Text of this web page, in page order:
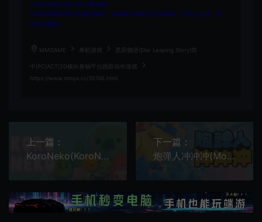
cvformat#gmail.com (#换为@)
4.本站收费仅用于资源的保存、备份和分享所产生的费用，不用于盈利，亦
无任何盈利。
MMGAME 单机游戏 星跃物语(Star Leaping Story)简
中|PC|ACT|2D横向卷轴平台跳跃动作游戏
https://www.mmyx.cc/35746.html
上一篇：
KoroNeko(KoroNeko)简中|PC|PUZ|轻松休闲益智游戏
下一篇：
炮弹人冲冲冲(Mob Control)休闲策略塔防游戏|下载